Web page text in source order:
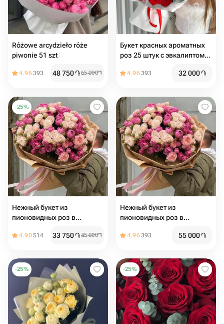
Różowe arcydzieło róże
piwonie 51 szt
4.96393 48 750֏65 000֏
Букет красных ароматных
роз 25 штук с эвкалиптом🌿
4.96393 32 000֏
-25%
Нежный букет из
пионовидных роз в
4.90514 33 750֏45 000֏
Нежный букет из
пионовидных роз в
4.96393 55 000֏
-25% -25%